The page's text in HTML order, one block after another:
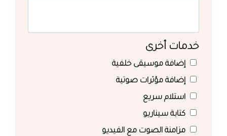
خدمات أخرى
إضافة موسيقى خلفية
إضافة مؤثرات صوتية
استلام سريع
كتابة سيناريو
مزامنة الصوت مع الفيديو